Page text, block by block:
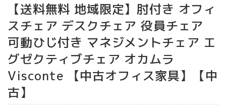
【送料無料 地域限定】肘付き オフィ
スチェア デスクチェア 役員チェア
可動ひじ付き マネジメントチェア エ
グゼクティブチェア オカムラ
Visconte 【中古オフィス家具】【中
古】